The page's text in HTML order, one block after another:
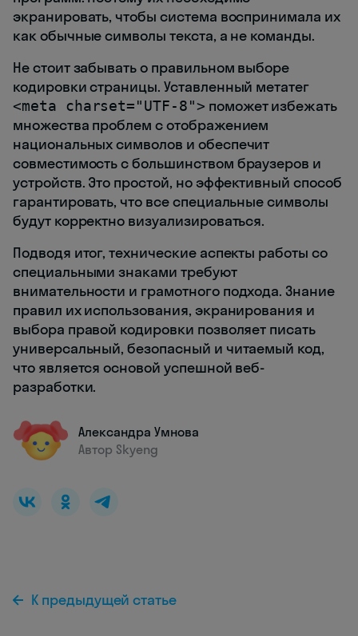
экранировать, чтобы система воспринимала их
как обычные символы текста, а не команды.
Не стоит забывать о правильном выборе
кодировки страницы. Уставленный метатег
<meta charset="UTF-8"> поможет избежать
множества проблем с отображением
национальных символов и обеспечит
совместимость с большинством браузеров и
устройств. Это простой, но эффективный способ
гарантировать, что все специальные символы
будут корректно визуализироваться.
Подводя итог, технические аспекты работы со
специальными знаками требуют
внимательности и грамотного подхода. Знание
правил их использования, экранирования и
выбора правой кодировки позволяет писать
универсальный, безопасный и читаемый код,
что является основой успешной веб-
разработки.
Александра Умнова
Автор Skyeng
К предыдущей статье